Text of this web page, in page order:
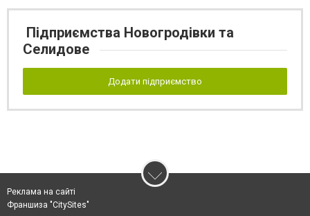
Підприємства Новогродівки та
Селидове
Додати підприємство
Реклама на сайті
Франшиза "CitySites"